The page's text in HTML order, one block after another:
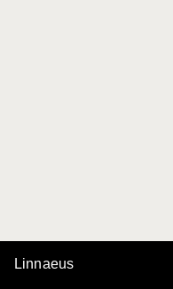
Linnaeus